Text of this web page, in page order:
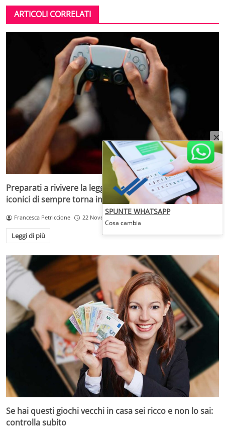
ARTICOLI CORRELATI
Preparati a rivivere la leggenda: uno dei giochi più
iconici di sempre torna in versione aggiornata
Francesca Petriccione 22 Novembre 2025
Leggi di più
Se hai questi giochi vecchi in casa sei ricco e non lo sai:
controlla subito
SPUNTE WHATSAPP
Cosa cambia